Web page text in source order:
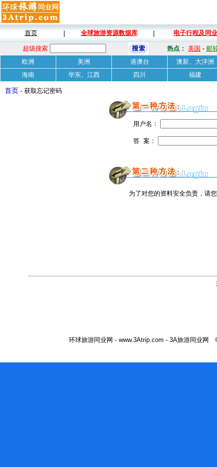
首页 全球旅游资源数据库 电子行程及同
超级搜索 热点： 美国 - 邮
欧洲
美洲 港澳台
澳新、大洋洲
海南
华东、江西 四川 福建
首页 - 获取忘记密码
用户名：
答 案：
为了对您的资料安全负责，请
环球旅游同业网 - www.3Atrip.com - 3A旅游同